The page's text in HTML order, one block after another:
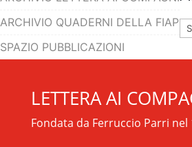
ARCHIVIO QUADERNI DELLA FIAP
SPAZIO PUBBLICAZIONI
LETTERA AI
Fondata da Ferruccio Parri nel